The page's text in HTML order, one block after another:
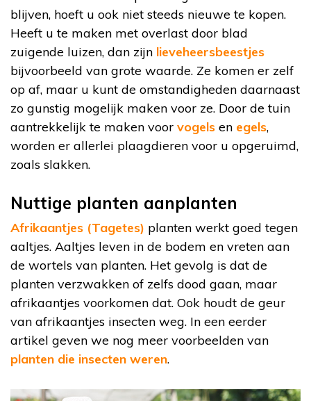
blijven, hoeft u ook niet steeds nieuwe te kopen.
Heeft u te maken met overlast door blad
zuigende luizen, dan zijn lieveheersbeestjes
bijvoorbeeld van grote waarde. Ze komen er zelf
op af, maar u kunt de omstandigheden daarnaast
zo gunstig mogelijk maken voor ze. Door de tuin
aantrekkelijk te maken voor vogels en egels,
worden er allerlei plaagdieren voor u opgeruimd,
zoals slakken.
Nuttige planten aanplanten
Afrikaantjes (Tagetes) planten werkt goed tegen
aaltjes. Aaltjes leven in de bodem en vreten aan
de wortels van planten. Het gevolg is dat de
planten verzwakken of zelfs dood gaan, maar
afrikaantjes voorkomen dat. Ook houdt de geur
van afrikaantjes insecten weg. In een eerder
artikel geven we nog meer voorbeelden van
planten die insecten weren.